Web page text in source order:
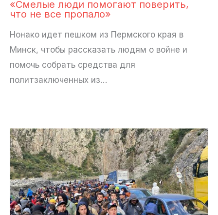
«Смелые люди помогают поверить,
что не все пропало»
Нонако идет пешком из Пермского края в
Минск, чтобы рассказать людям о войне и
помочь собрать средства для
политзаключенных из…